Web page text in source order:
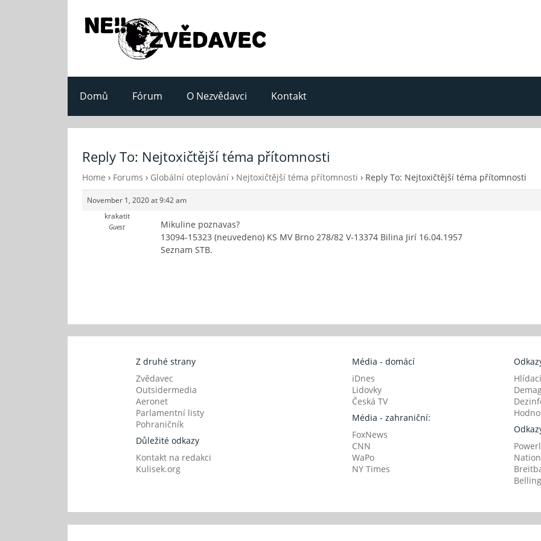
Domů Fórum O Nezvědavci Kontakt
Reply To: Nejtoxičtější téma přítomnosti
Home › Forums › Globální oteplování › Nejtoxičtější téma přítomnosti › Reply To: Nejtoxičtější téma přítomnosti
November 1, 2020 at 9:42 am
krakatit
Guest
Mikuline poznavas?
13094-15323 (neuvedeno) KS MV Brno 278/82 V-13374 Bilina Jirí 16.04.1957
Seznam STB.
Z druhé strany
Zvědavec
Outsidermedia
Aeronet
Parlamentní listy
Pohraničník
Důležité odkazy
Kontakt na redakci
Kulisek.org
Média - domácí
iDnes
Lidovky
Česká TV
Média - zahraniční:
FoxNews
CNN
WaPo
NY Times